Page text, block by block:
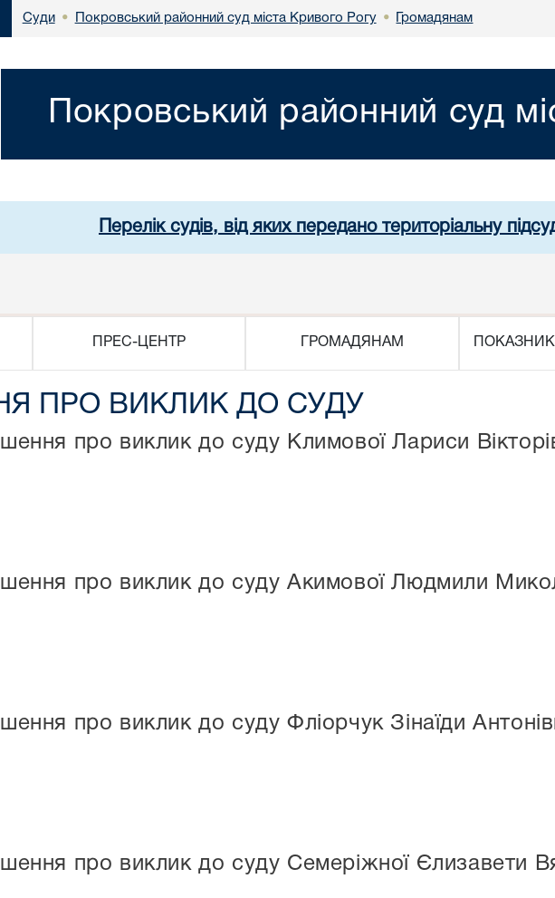
Суди • Покровський районний суд міста Кривого Рогу • Громадянам
Покровський районний суд
Перелік судів, від яких передано територіальну
ПРЕС-ЦЕНТР ГРОМАДЯНАМ
ПРО ВИКЛИК ДО СУДУ
про виклик до суду Климової Лариси
про виклик до суду Акимової Людмили
про виклик до суду Фліорчук Зінаїди
про виклик до суду Семеріжної Єлизавети